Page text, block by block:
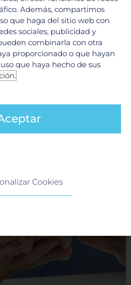
¿Qué son y cómo
médica y la tecnología
Además, compartimos
que haga del sitio web con
sociales, publicidad y
combinarla con otra
proporcionado o que hayan
que haya hecho de sus
sitio web, el mismo podría
y se usa
el sitio funcione según lo
la información no lo
personalizada. Ya que
Cookies